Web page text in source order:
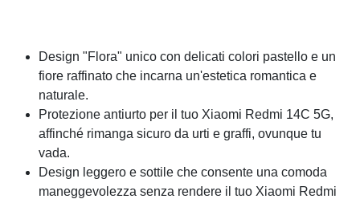
Design "Flora" unico con delicati colori pastello e un
fiore raffinato che incarna un'estetica romantica e
naturale.
Protezione antiurto per il tuo Xiaomi Redmi 14C 5G,
affinché rimanga sicuro da urti e graffi, ovunque tu
vada.
Design leggero e sottile che consente una comoda
maneggevolezza senza rendere il tuo Xiaomi Redmi